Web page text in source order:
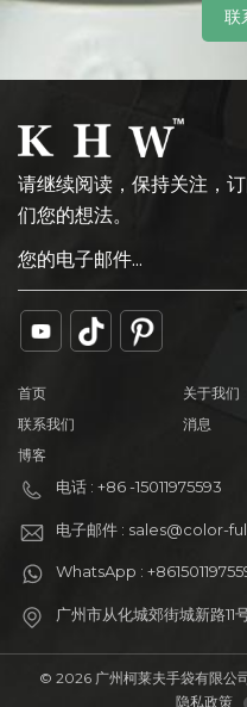
联
请继续阅读，保持关注，
们您的想法。
首页 关于我们
联系我们
消息
博客
电话 : +86 -15011975593
电子邮件 : sales@color-
WhatsApp :
广州市从化城郊街城新路11
© 2026 广州柯莱夫手袋有限公
隐私政策